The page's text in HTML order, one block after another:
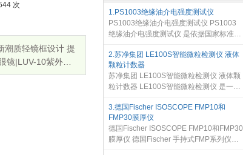
次
潮质轻镜框设计 提
|LUV-10紫外线
1.PS1003绝缘油介电强度测试仪
PS1003绝缘油介电强度测试仪 PS1003
绝缘油介电强度测试仪 是依据国家标准
1996的有关规定，发挥自身优势，经过多
次现场试验和长期不懈努力，精心研制开
发的
2.苏净集团 LE100S智能微粒检测仪 液体
颗粒计数器
苏净集团 LE100S智能微粒检测仪 液体颗
粒计数器 LE100S智能微粒检测仪 是一款
液体颗粒计数器 ，其主要针对GB 8368
-2005《一次性输液器具》标准研
3.德国Fischer ISOSCOPE FMP10和
FMP30膜厚仪
德国Fischer ISOSCOPE FMP10和FMP30
膜厚仪 德国Fischer 手持式FMP系列仪器